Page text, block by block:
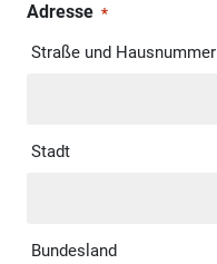
Adresse *
Straße und Hausnummer
Stadt
Bundesland